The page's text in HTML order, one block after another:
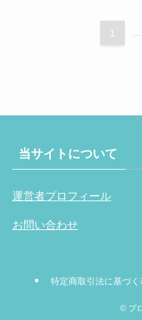
1
当サイトについて
運営者プロフィール
お問い合わせ
特定商取引法に基づく
©プ